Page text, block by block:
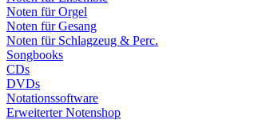
Noten für Orgel
Noten für Gesang
Noten für Schlagzeug & Perc.
Songbooks
CDs
DVDs
Notationssoftware
Erweiterter Notenshop